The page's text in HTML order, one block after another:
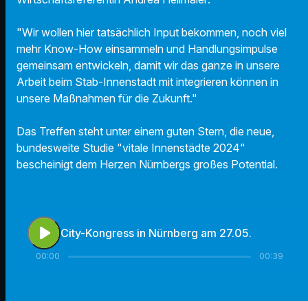
"Wir wollen hier tatsächlich Input bekommen, noch viel
mehr Know-How einsammeln und Handlungsimpulse
gemeinsam entwickeln, damit wir das ganze in unsere
Arbeit beim Stab-Innenstadt mit integrieren können in
unsere Maßnahmen für die Zukunft."
Das Treffen steht unter einem guten Stern, die neue,
bundesweite Studie "vitale Innenstädte 2024"
bescheinigt dem Herzen Nürnbergs großes Potential.
play_arrow City-Kongress in Nürnberg am 27.05.
00:00 00:39